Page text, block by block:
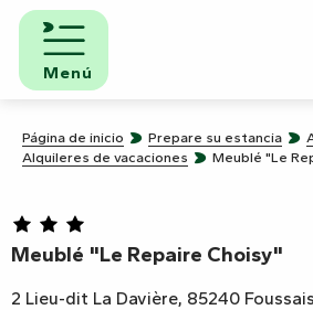
Aller
contenu
principal
Menú
Página de inicio Prepare su estancia
Alquileres de vacaciones
Meublé "Le
Meublé "Le Repaire Choisy"
2 Lieu-dit La Davière, 85240